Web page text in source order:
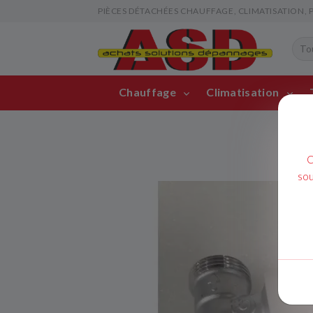
PIÈCES DÉTACHÉES CHAUFFAGE, CLIMATISATION,
Chauffage Climatisation